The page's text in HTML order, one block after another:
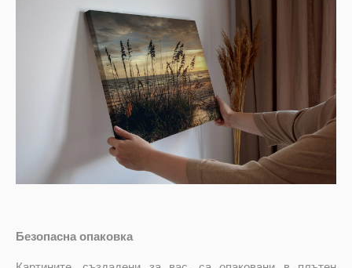
Безопасна опаковка